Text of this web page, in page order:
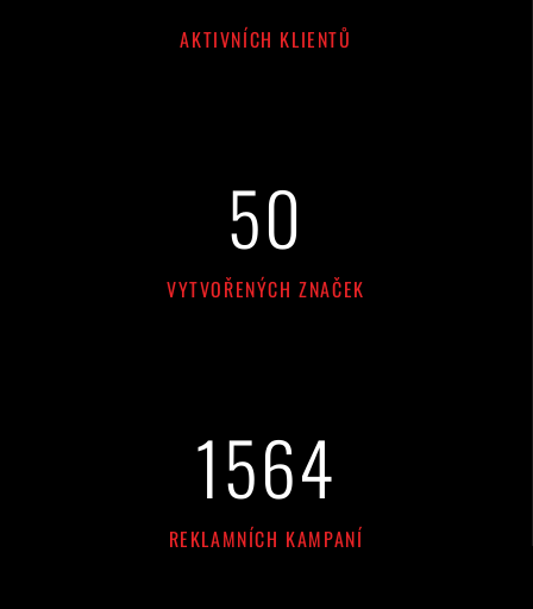
AKTIVNÍCH KLIENTŮ
55
VYTVOŘENÝCH ZNAČEK
1720
REKLAMNÍCH KAMPANÍ